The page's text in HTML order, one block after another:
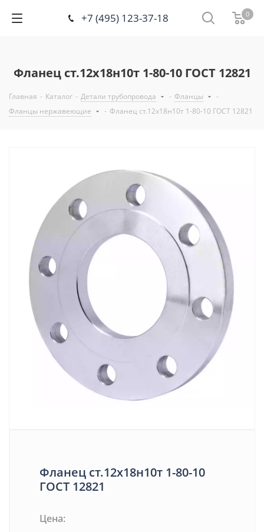
+7 (495) 123-37-18 0
Фланец ст.12х18н10т 1-80-10 ГОСТ 12821
Главная - Каталог - Детали трубопровода - Фланцы
-
Фланцы нержавеющие
- Фланец ст.12х18н10т 1-80-10 ГОСТ 12821
Фланец ст.12х18н10т 1-80-10
ГОСТ 12821
Цена: